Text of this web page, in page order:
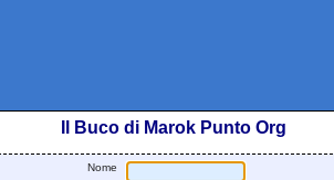
Il Buco di Marok Punto Org
Nome